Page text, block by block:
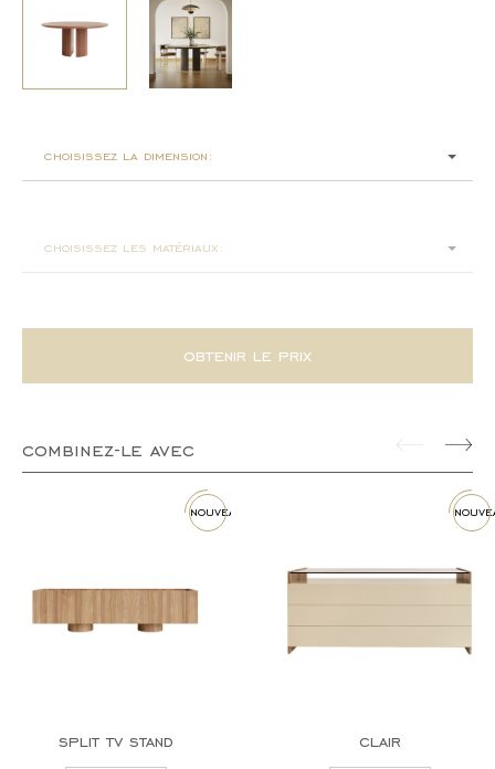
choisissez la dimension:
choisissez les matériaux:
obtenir le prix
combinez-le avec
nouveau
split tv stand clair